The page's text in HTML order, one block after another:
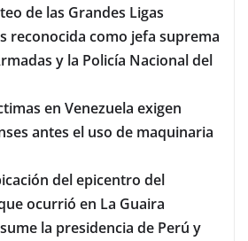
de las Grandes Ligas
reconocida como jefa suprema
y la Policía Nacional del
en Venezuela exigen
antes el uso de maquinaria
del epicentro del
ocurrió en La Guaira
la presidencia de Perú y